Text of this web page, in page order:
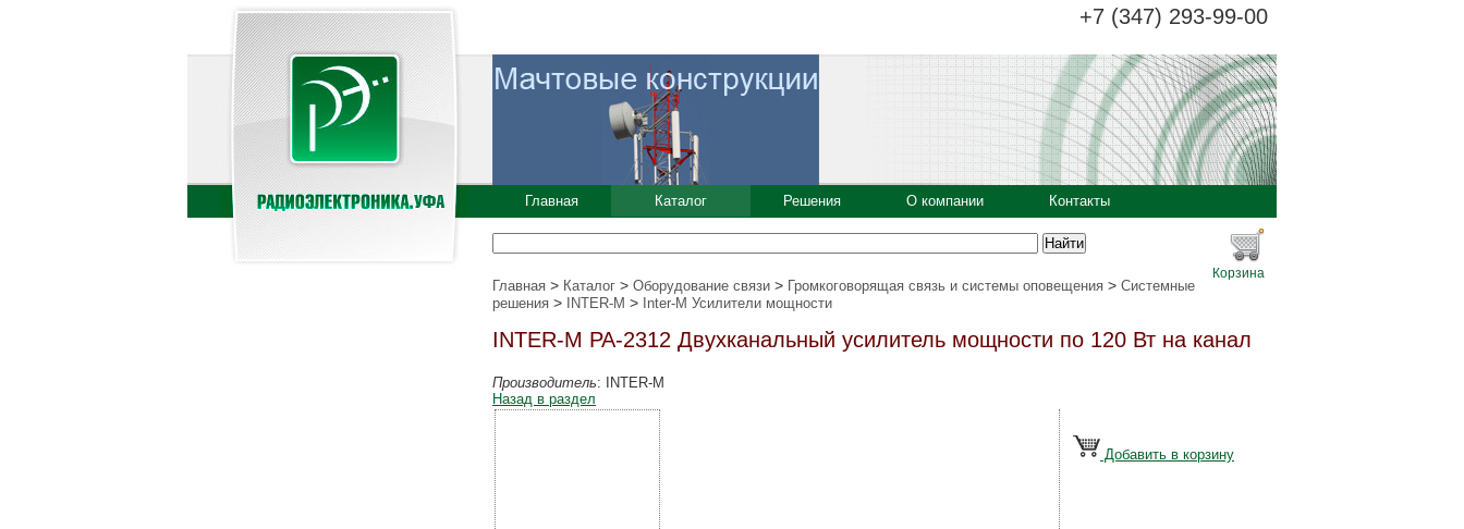
+7 (347) 293-99-00
Корзина
Главная Каталог Решения О компании Контакты
Главная > Каталог > Оборудование связи > Громкоговорящая связь и системы оповещения > Системные
решения > INTER-M > Inter-M Усилители мощности
INTER-M PA-2312 Двухканальный усилитель мощности по 120 Вт на канал
Производитель: INTER-M
Назад в раздел
Добавить в корзину